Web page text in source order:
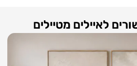
לאיילים מטיילים